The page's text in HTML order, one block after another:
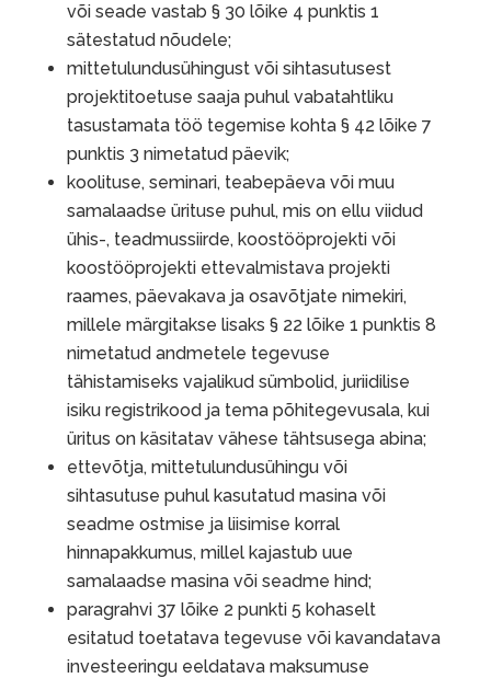
või seade vastab § 30 lõike 4 punktis 1
sätestatud nõudele;
mittetulundusühingust või sihtasutusest
projektitoetuse saaja puhul vabatahtliku
tasustamata töö tegemise kohta § 42 lõike 7
punktis 3 nimetatud päevik;
koolituse, seminari, teabepäeva või muu
samalaadse ürituse puhul, mis on ellu viidud
ühis-, teadmussiirde, koostööprojekti või
koostööprojekti ettevalmistava projekti
raames, päevakava ja osavõtjate nimekiri,
millele märgitakse lisaks § 22 lõike 1 punktis 8
nimetatud andmetele tegevuse
tähistamiseks vajalikud sümbolid, juriidilise
isiku registrikood ja tema põhitegevusala, kui
üritus on käsitatav vähese tähtsusega abina;
ettevõtja, mittetulundusühingu või
sihtasutuse puhul kasutatud masina või
seadme ostmise ja liisimise korral
hinnapakkumus, millel kajastub uue
samalaadse masina või seadme hind;
paragrahvi 37 lõike 2 punkti 5 kohaselt
esitatud toetatava tegevuse või kavandatava
investeeringu eeldatava maksumuse